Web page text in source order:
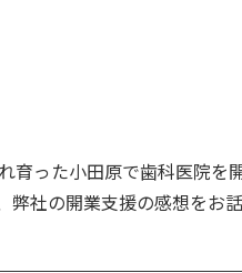
育った小田原で歯科医院を
弊社の開業支援の感想をお